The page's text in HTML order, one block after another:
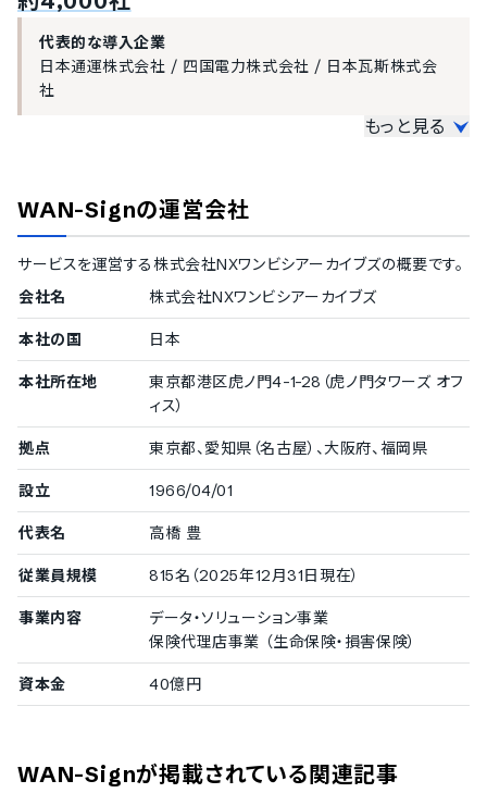
政府発行の電子証明書利用
認定認証事業者による電子証明書発行
特定認証事業者による電子証明書発行
操作ログ管理
ワークフロー機能
契約書の承認ワークフロー設定
法律への対応
電子署名法対応
電子帳簿保存法対応
代表的な導入企業
日本通運株式会社 / 四国電力株式会社 / 日本瓦斯株式会
社
1000名以上
日本通運株式会社/沢井製薬株式会社/ミズノ株式会社/
AGS株式会社/スターバックスコーヒージャパン株式会社/
鹿島道路株式会社/株式会社電通コーポレートワン
電力株式会社/日本瓦斯株式会社/富士電機株式会社
300〜499名
ポケットカード株式会社/株式会社NTTデータニューソン
中小企業の導入実績
従業員数20名〜300名未満の企業を中小企業としてご紹介してい
ます。
100〜299名
株式会社サーキュレーション
50〜99名
株式会社マネースクエア
20〜49名
株式会社日本クラウドキャピタル /株式会社デサント/
会社デザイントランスメディア/三幸ファシリティーズ株式会
社
従業員数の確認が取れなかった企業をご紹介しています。
もっと見る
WAN-Signの運営会社
サービスを運営する株式会社NXワンビシアーカイブズの概要です。
会社名
株式会社NXワンビシアーカイブズ
本社の国 日本
本社所在地
東京都港区虎ノ門4-1-28（虎ノ門タワーズ オフ
ィス）
拠点 東京都、愛知県（名古屋）、大阪府、福岡県
設立 1966/04/01
代表名 高橋 豊
従業員規模 815名（2025年12月31日現在）
事業内容
データ・ソリューション事業
保険代理店事業 （生命保険・損害保険）
資本金 40億円
WAN-Signが掲載されている関連記事